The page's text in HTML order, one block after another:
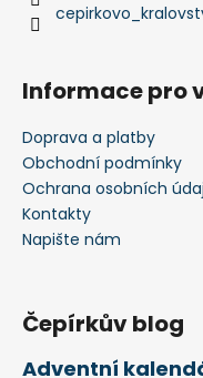
Informace pro
Doprava a platby
Obchodní podmínky
Ochrana osobních
Kontakty
Napište nám
Čepírkův blog
Adventní